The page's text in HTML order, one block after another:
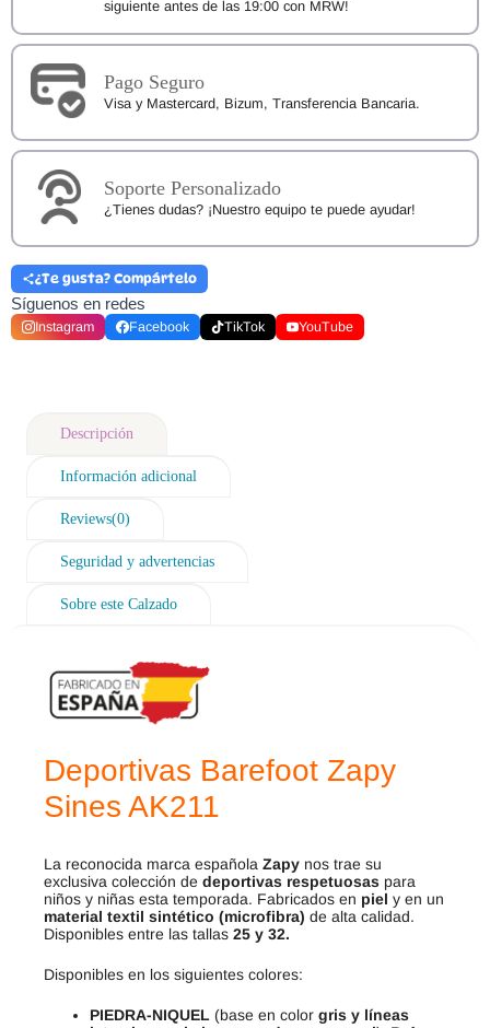
siguiente antes de las 19:00 con MRW!
Pago Seguro
Visa y Mastercard, Bizum, Transferencia Bancaria.
Soporte Personalizado
¿Tienes dudas? ¡Nuestro equipo te puede ayudar!
¿Te gusta? Compártelo
Síguenos en redes
Instagram Facebook TikTok YouTube
Descripción
Información adicional
Reviews(0)
Seguridad y advertencias
Sobre este Calzado
Deportivas Barefoot Zapy
Sines AK211
La reconocida marca española Zapy nos trae su
exclusiva colección de deportivas respetuosas para
niños y niñas esta temporada. Fabricados en piel y en un
material textil sintético (microfibra) de alta calidad.
Disponibles entre las tallas 25 y 32.
Disponibles en los siguientes colores:
PIEDRA-NIQUEL (base en color gris y líneas